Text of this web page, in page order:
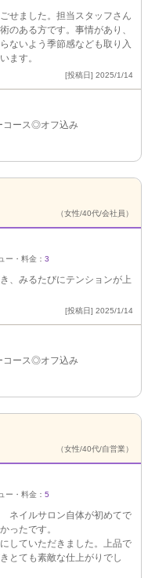
せました。担当スタッフさん
のある方です。事情があり、
ないよう季節感なども取り入
ます。
[投稿日] 2025/1/14
コース◎オフ込み
（女性/40代/会社員）
ー・料金： 3
、みるたびにテンションが上
[投稿日] 2025/1/14
コース◎オフ込み
（女性/40代/自営業）
ー・料金： 5
ネイルサロン自体が初めてで
ったです。
していただきました。上品で
とても素敵な仕上がりでし